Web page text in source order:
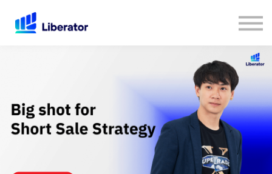
คู่มือใช้งาน Website
เปิดบัญชีกับ Liberator